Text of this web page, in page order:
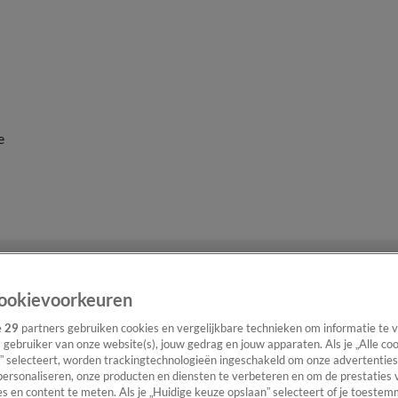
29 partners gebruiken cookies en vergelijkbare technieken om informatie te
gebruiker van onze website(s), jouw gedrag en jouw apparaten. Als je „Alle
selecteert, worden trackingtechnologieën ingeschakeld om onze
onze producten en diensten te verbeteren en om de prestaties
en content te meten. Als je „Huidige keuze opslaan” selecteert of je